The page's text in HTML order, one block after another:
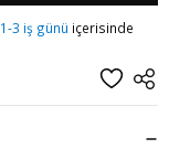
1-3 iş günü içerisinde